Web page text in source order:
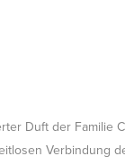
Duft der Familie
Verbindung